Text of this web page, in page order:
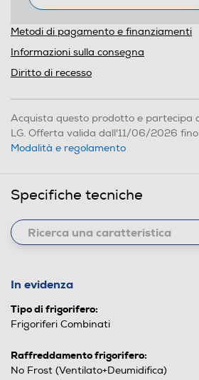
Metodi di pagamento e finanziamenti
Informazioni sulla consegna
Diritto di recesso
Acquista questo prodotto e partecipa
LG. Offerta valida dall'11/06/2026
Modalità e regolamento
Specifiche tecniche
In evidenza
Tipo di frigorifero:
Frigoriferi Combinati
Raffreddamento frigorifero:
No Frost (Ventilato+Deumidifica)